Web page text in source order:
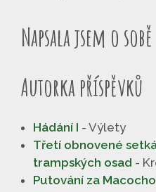
Napsala jsem o sobě
Autorka příspěvků
Hádání I - Výlety
Třetí obnovené
trampských osad -
Putování za